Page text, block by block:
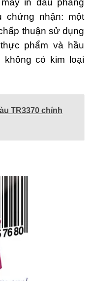
in đầu phẳng
chứng nhận: một
thuận sử dụng
phẩm và hầu
không có kim loại
TR3370 chính